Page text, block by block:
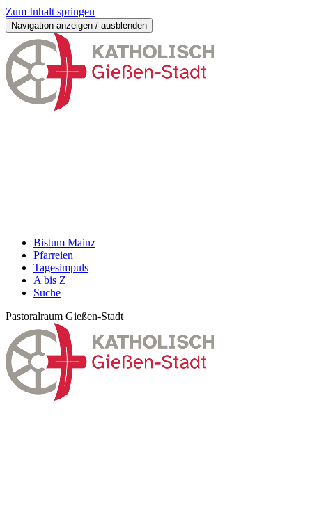
Zum Inhalt springen
Navigation anzeigen / ausblenden
Bistum Mainz
Pfarreien
Tagesimpuls
A bis Z
Suche
Pastoralraum Gießen-Stadt